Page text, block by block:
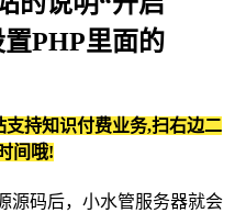
PHP里面的
持知识付费业务,扫右边二
间哦!
源码后，小水管服务器就会